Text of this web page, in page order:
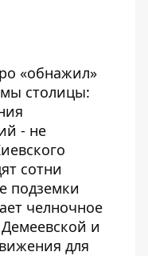
«обнажил»
столицы:
- не
сотни
подземки
челночное
и
для